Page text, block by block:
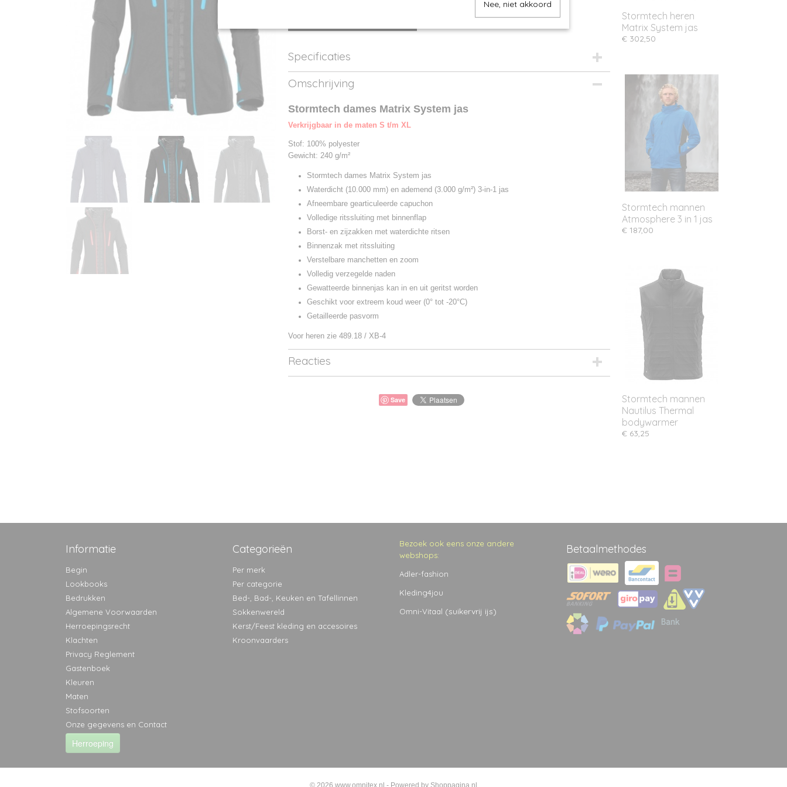
Specificaties
Productcode
Productcode leverancier
Omschrijving
Stormtech dames Matrix System jas
Verkrijgbaar in de maten S t/m XL
Stof: 100% polyester
Gewicht: 240 g/m²
Stormtech dames Matrix System jas
Waterdicht (10.000 mm) en ademend (3.000 g/m²) 3-in-1 jas
Afneembare gearticuleerde capuchon
Volledige ritssluiting met binnenflap
Borst- en zijzakken met waterdichte ritsen
Binnenzak met ritssluiting
Verstelbare manchetten en zoom
Volledig verzegelde naden
Gewatteerde binnenjas kan in en uit geritst worden
Geschikt voor extreem koud weer (0° tot -20°C)
Getailleerde pasvorm
Voor heren zie 489.18 / XB-4
Reacties
Save
Stormtech heren
Matrix System jas
€ 302,50
Stormtech mannen
Atmosphere 3 in 1 jas
€ 187,00
Stormtech mannen
Nautilus Thermal
bodywarmer
€ 63,25
Informatie
Begin
Lookbooks
Bedrukken
Algemene Voorwaarden
Herroepingsrecht
Klachten
Privacy Reglement
Gastenboek
Kleuren
Maten
Stofsoorten
Onze gegevens en Contact
Herroeping
Categorieën
Per merk
Per categorie
Bed-, Bad-, Keuken en Tafellinnen
Sokkenwereld
Kerst/Feest kleding en accesoires
Kroonvaarders
Bezoek ook eens onze andere
webshops:
Adler-fashion
Kleding4jou
Omni-Vitaal (suikervrij ijs)
Betaalmethodes
© 2026 www.omnitex.nl - Powered by Shoppagina.nl
Nee, niet akkoord